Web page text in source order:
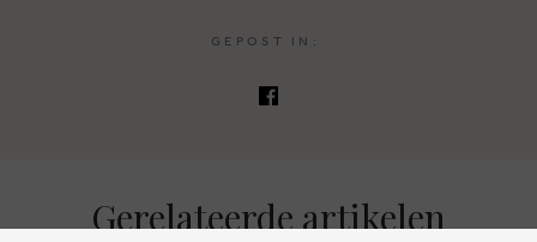
GEPOST IN:
Gerelateerde artikelen
© 2026 CARMI -
DUIDELIJKE E-COMMERCE BINNEN DE EU MET ODR